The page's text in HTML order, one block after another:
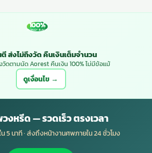
100%
MONEY BACK
ส่งไม่ถึงวัด คืนเงินเต็มจำนวน
วัดตามนัด Aorest คืนเงิน 100% ไม่มีข้อแม้
ดูเงื่อนไข →
งหรีด — รวดเร็ว ตรงเวลา
5 นาที · ส่งถึงหน้างานศพภายใน 24 ชั่วโมง